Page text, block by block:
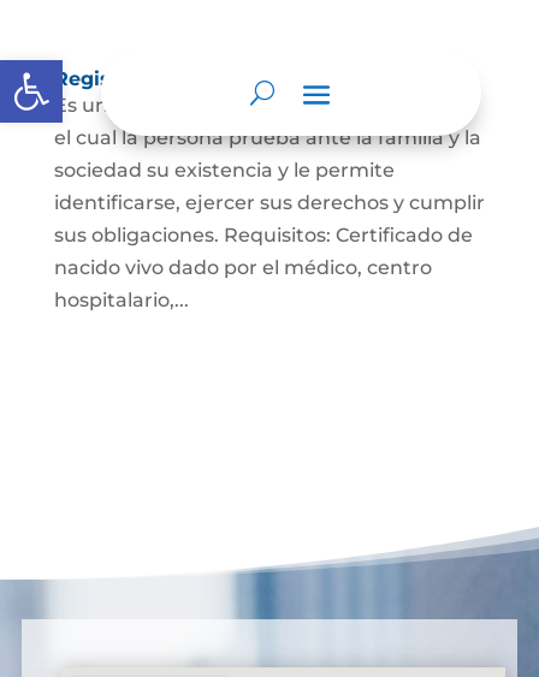
Abrir barra de herramientas
Registro Civil de Nacimiento
Es un documento indispensable mediante
el cual la persona prueba ante la familia y la
sociedad su existencia y le permite
identificarse, ejercer sus derechos y cumplir
sus obligaciones. Requisitos: Certificado de
nacido vivo dado por el médico, centro
hospitalario,...